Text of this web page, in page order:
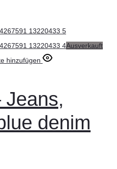
Ausverkauft
hinzufügen
Jeans,
denim